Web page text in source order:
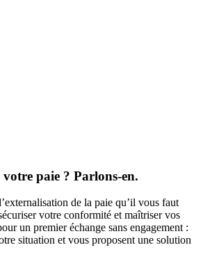
paie ? Parlons-en.
de la paie qu’il vous faut
votre conformité et maîtriser vos
un premier échange sans engagement :
situation et vous proposent une solution